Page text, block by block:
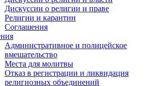
Дискуссии о религии и праве
Религии и карантин
Соглашения
Административное и полицейское
вмешательство
Места для молитвы
Отказ в регистрации и ликвидация
религиозных объединений